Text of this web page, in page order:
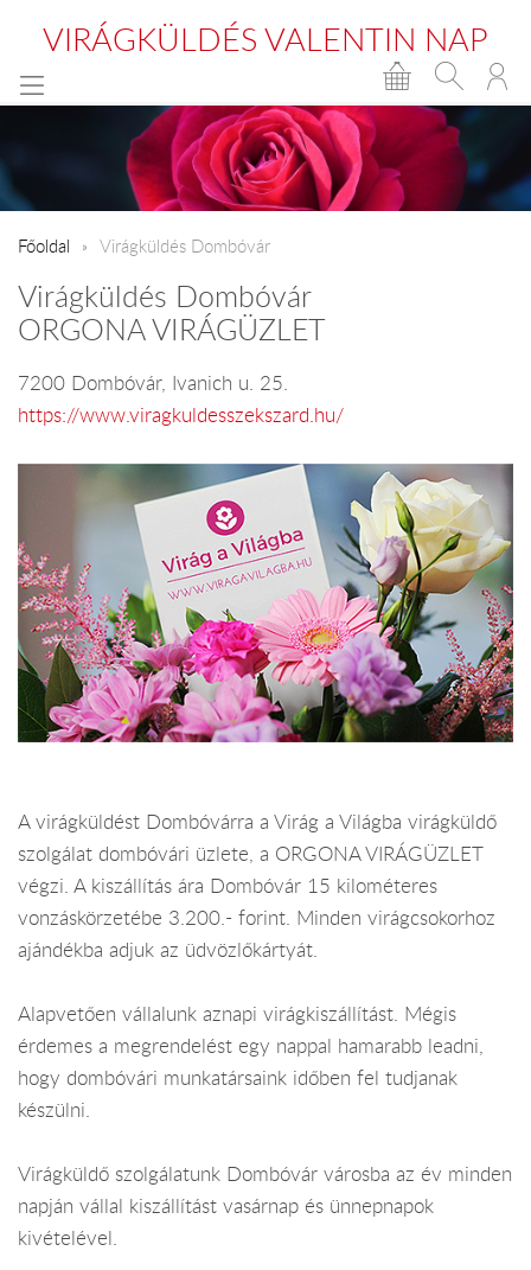
VIRÁGKÜLDÉS VALENTIN NAP
Főoldal Virágküldés Dombóvár
Virágküldés Dombóvár
ORGONA VIRÁGÜZLET
7200 Dombóvár, Ivanich u. 25.
https://www.viragkuldesszekszard.hu/
A virágküldést Dombóvárra a Virág a Világba virágküldő
szolgálat dombóvári üzlete, a ORGONA VIRÁGÜZLET
végzi. A kiszállítás ára Dombóvár 15 kilométeres
vonzáskörzetébe 3.200.- forint. Minden virágcsokorhoz
ajándékba adjuk az üdvözlőkártyát.
Alapvetően vállalunk aznapi virágkiszállítást. Mégis
érdemes a megrendelést egy nappal hamarabb leadni,
hogy dombóvári munkatársaink időben fel tudjanak
készülni.
Virágküldő szolgálatunk Dombóvár városba az év minden
napján vállal kiszállítást vasárnap és ünnepnapok
kivételével.